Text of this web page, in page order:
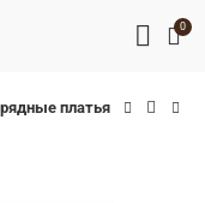
0
платья